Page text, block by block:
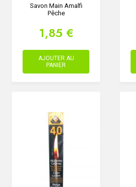
Savon Main Amalfi
Pêche
1,85 €
AJOUTER AU
PANIER